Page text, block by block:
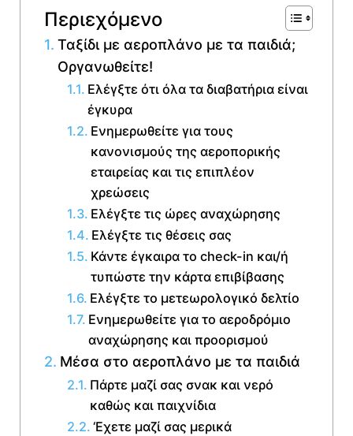
Περιεχόμενο
Ταξίδι με αεροπλάνο με τα παιδιά;
Οργανωθείτε!
Ελέγξτε ότι όλα τα διαβατήρια είναι
έγκυρα
Ενημερωθείτε για τους
κανονισμούς της αεροπορικής
εταιρείας και τις επιπλέον
χρεώσεις
Ελέγξτε τις ώρες αναχώρησης
Ελέγξτε τις θέσεις σας
Κάντε έγκαιρα το check-in και/ή
τυπώστε την κάρτα επιβίβασης
Ελέγξτε το μετεωρολογικό δελτίο
Ενημερωθείτε για το αεροδρόμιο
αναχώρησης και προορισμού
Μέσα στο αεροπλάνο με τα παιδιά
Πάρτε μαζί σας σνακ και νερό
καθώς και παιχνίδια
‘Εχετε μαζί σας μερικά